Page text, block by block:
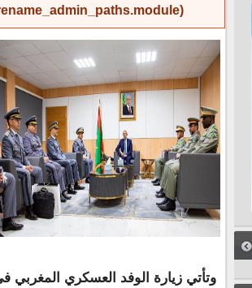
).
وتأتي زيارة الوفد العسكري المغربي